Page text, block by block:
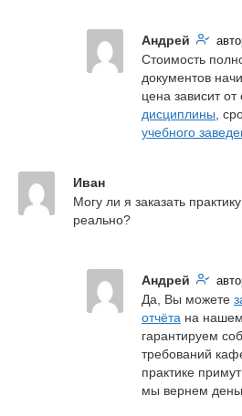
Андрей
Стоимость
документов
дисциплины
учебного
Иван
Могу ли я заказать
реально?
Андрей
Да, Вы можете
отчёта на
гарантируем
требований
практике
мы вернем